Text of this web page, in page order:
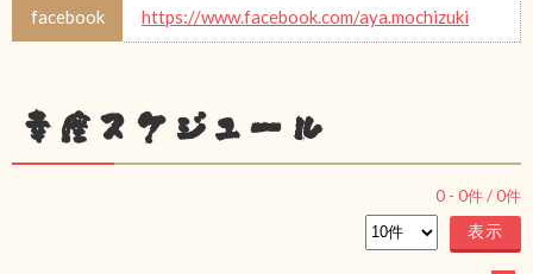
facebook https://www.facebook.com/aya.mochizuki
幸座スケジュール
0 - 0件 /0件